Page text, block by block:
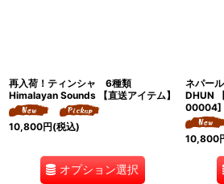
再入荷！ティンシャ 6種類
Himalayan Sounds 【直送アイテム】
10,800円(税込)
オプション選択
ネパー
DHUN
00004]
10,800